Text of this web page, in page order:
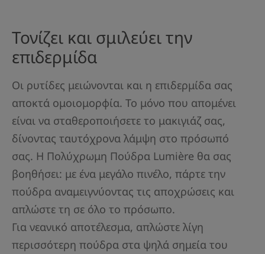
Τονίζει και σμιλεύει την
επιδερμίδα
Οι ρυτίδες μειώνονται και η επιδερμίδα σας
αποκτά ομοιομορφία. Το μόνο που απομένει
είναι να σταθεροποιήσετε το μακιγιάζ σας,
δίνοντας ταυτόχρονα λάμψη στο πρόσωπό
σας. Η Πολύχρωμη Πούδρα Lumière θα σας
βοηθήσει: με ένα μεγάλο πινέλο, πάρτε την
πούδρα αναμειγνύοντας τις αποχρώσεις και
απλώστε τη σε όλο το πρόσωπο.
Για νεανικό αποτέλεσμα, απλώστε λίγη
περισσότερη πούδρα στα ψηλά σημεία του